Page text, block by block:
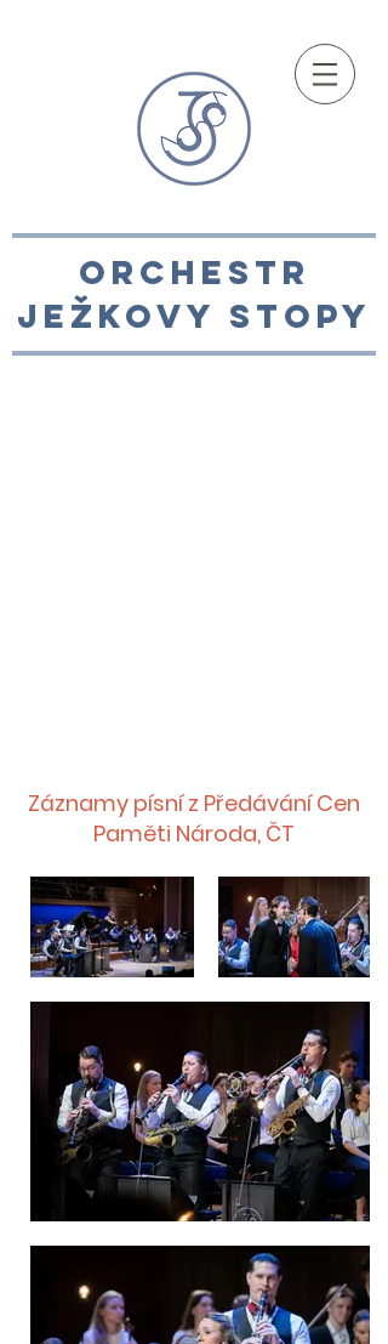
ORCHESTR
JEžKOVY STOPY
Záznamy písní z Předávání Cen
Paměti Národa, ČT